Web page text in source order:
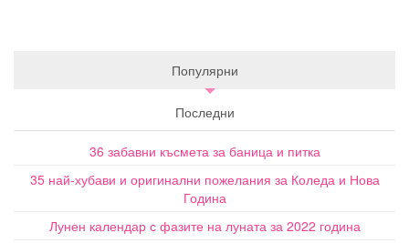
Популярни
Последни
36 забавни късмета за баница и питка
35 най-хубави и оригинални пожелания за Коледа и Нова
Година
Лунен календар с фазите на луната за 2022 година